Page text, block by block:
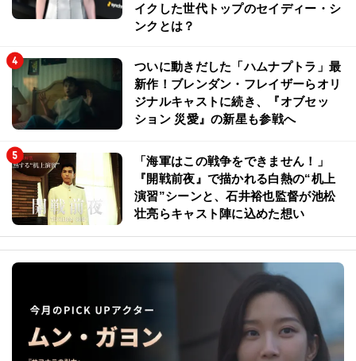
イクした世代トップのセイディー・シ
ンクとは？
ついに動きだした「ハムナプトラ」最
新作！ブレンダン・フレイザーらオリ
ジナルキャストに続き、『オブセッ
ション 災愛』の新星も参戦へ
「海軍はこの戦争をできません！」
『開戦前夜』で描かれる白熱の“机上
演習”シーンと、石井裕也監督が池松
壮亮らキャスト陣に込めた想い